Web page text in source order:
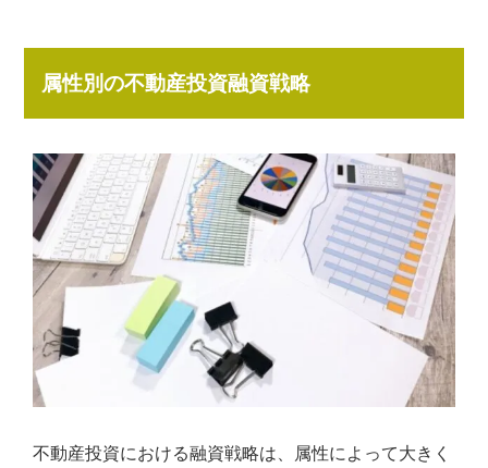
属性別の不動産投資融資戦略
不動産投資における融資戦略は、属性によって大きく